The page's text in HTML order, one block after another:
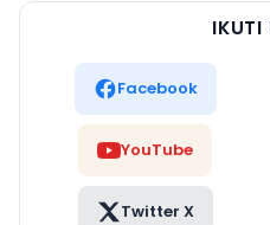
IKUTI
Facebook
YouTube
Twitter X